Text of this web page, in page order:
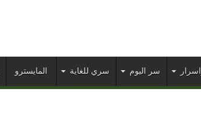
سر اليوم سري للغاية المايسترو